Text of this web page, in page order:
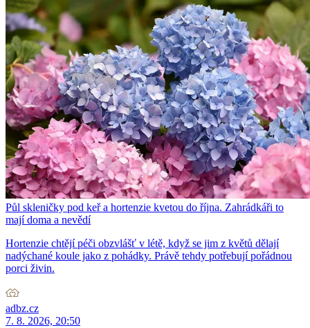
Půl skleničky pod keř a hortenzie kvetou do října. Zahrádkáři to
mají doma a nevědí
Hortenzie chtějí péči obzvlášť v létě, když se jim z květů dělají
nadýchané koule jako z pohádky. Právě tehdy potřebují pořádnou
porci živin.
adbz.cz
7. 8. 2026, 20:50